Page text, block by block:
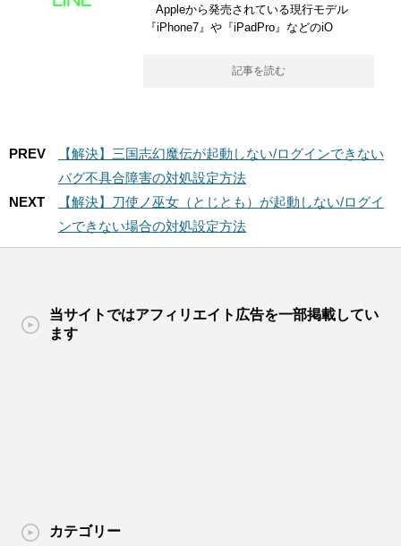
Appleから発売されている現行モデル
『iPhone7』や『iPadPro』などのiO
記事を読む
PREV
【解決】三国志幻魔伝が起動しない/ログインできない
バグ不具合障害の対処設定方法
NEXT
【解決】刀使ノ巫女（とじとも）が起動しない/ログイ
ンできない場合の対処設定方法
当サイトではアフィリエイト広告を一部掲載してい
ます
カテゴリー